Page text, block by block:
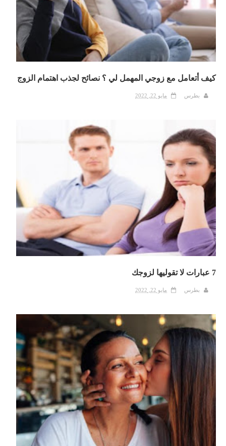
كيف أتعامل مع زوجي المهمل لي ؟ نصائح لجذب اهتمام الزوج
بطرس مايو 22, 2022
7 عبارات لا تقوليها لزوجك
بطرس مايو 22, 2022